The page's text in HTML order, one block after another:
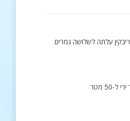
עלתה לשלושה גמרים